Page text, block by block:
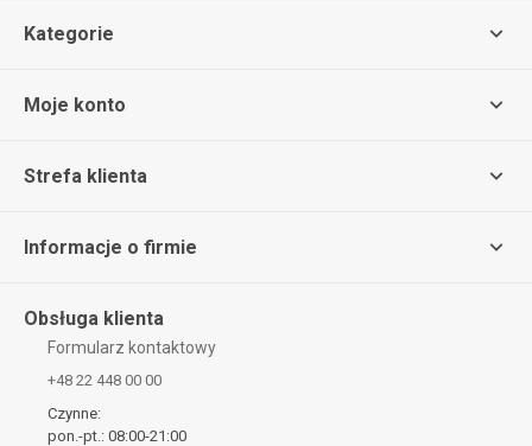
Kategorie
Moje konto
Strefa klienta
Informacje o firmie
Obsługa klienta
Formularz kontaktowy
+48 22 448 00 00
Czynne:
pon.-pt.: 08:00-21:00